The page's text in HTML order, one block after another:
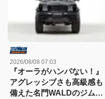
2026/08/08 07:03
『オーラがハンパない！』
アグレッシブさも高級感も
備えた名門WALDのジムニ